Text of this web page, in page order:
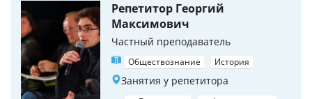
Репетитор Георгий
Максимович
Частный преподаватель
Обществознание История
Занятия у репетитора